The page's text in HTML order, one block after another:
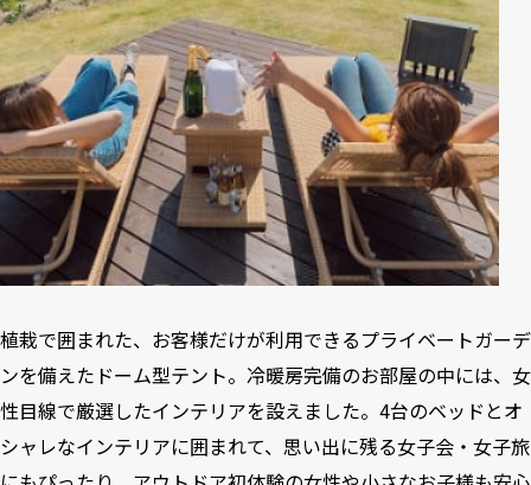
植栽で囲まれた、お客様だけが利用できるプライベートガーデ
ンを備えたドーム型テント。冷暖房完備のお部屋の中には、女
性目線で厳選したインテリアを設えました。4台のベッドとオ
シャレなインテリアに囲まれて、思い出に残る女子会・女子旅